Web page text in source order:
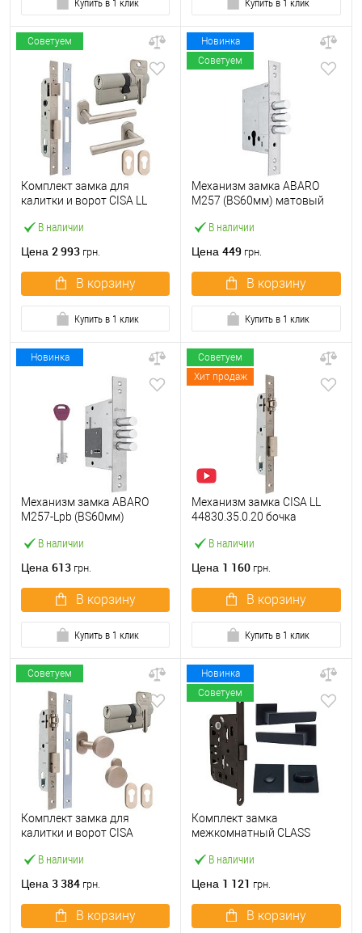
Советуем
В наличии
Комплект замка для
калитки и ворот CISA LL
цилиндром C2000 60 мм и
Цена 2 993 грн.
В корзину
Купить в 1 клик
Новинка
Советуем
В наличии
Механизм замка ABARO
M257 (BS60мм) матовый
Цена 449 грн.
В корзину
Купить в 1 клик
Новинка
В наличии
Механизм замка ABARO
M257-Lpb (BS60мм)
тех.упаковки.без отв.
Цена 613 грн.
В корзину
Купить в 1 клик
Советуем
Хит продаж
В наличии
Механизм замка CISA LL
44830.35.0.20 бочка
нержавеющая сталь
Цена 1 160 грн.
В корзину
Купить в 1 клик
Советуем
В наличии
Комплект замка для
калитки и ворот CISA
40×40) с цилиндром 60 мм
Цена 3 384 грн.
В корзину
Новинка
Советуем
В наличии
Комплект замка
межкомнатный CLASS
WC с ручками и воротком
Цена 1 121 грн.
В корзину